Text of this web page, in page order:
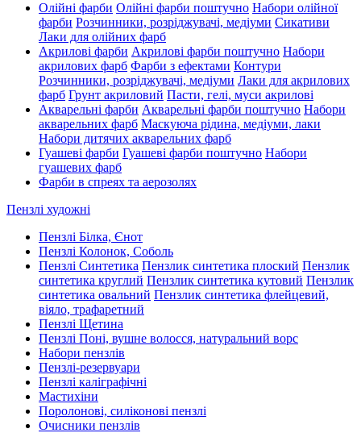
Олійні фарби Олійні фарби поштучно Набори олійної
фарби Розчинники, розріджувачі, медіуми Сикативи
Лаки для олійних фарб
Акрилові фарби Акрилові фарби поштучно Набори
акрилових фарб Фарби з ефектами Контури
Розчинники, розріджувачі, медіуми Лаки для акрилових
фарб Грунт акриловий Пасти, гелі, муси акрилові
Акварельні фарби Акварельні фарби поштучно Набори
акварельних фарб Маскуюча рідина, медіуми, лаки
Набори дитячих акварельних фарб
Гуашеві фарби Гуашеві фарби поштучно Набори
гуашевих фарб
Фарби в спреях та аерозолях
Пензлі художні
Пензлі Білка, Єнот
Пензлі Колонок, Соболь
Пензлі Синтетика Пензлик синтетика плоский Пензлик
синтетика круглий Пензлик синтетика кутовий Пензлик
синтетика овальний Пензлик синтетика флейцевий,
віяло, трафаретний
Пензлі Щетина
Пензлі Поні, вушне волосся, натуральний ворс
Набори пензлів
Пензлі-резервуари
Пензлі каліграфічні
Мастихіни
Поролонові, силіконові пензлі
Очисники пензлів